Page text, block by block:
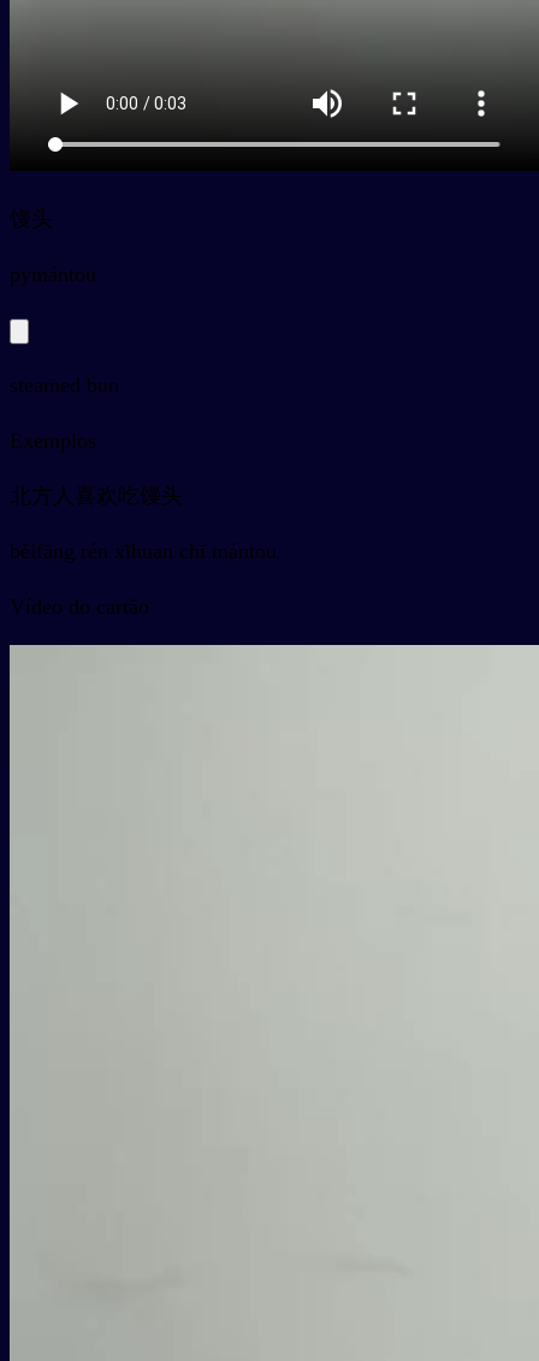
馒头
pymántou
steamed bun
Exemplos
北方人喜欢吃馒头
běifāng rén xǐhuan chī mántou
Vídeo do cartão